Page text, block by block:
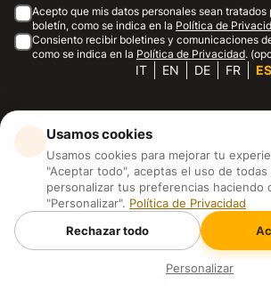
Acepto que mis datos personales sean tratados
boletín, como se indica en la Política de
Consiento recibir boletines y comunicaciones
como se indica en la Política de Privacidad.
IT EN DE FR ES
Biodiversidad y Regeneración
Conviértete en Socio
Recursos
Usamos cookies
Usamos cookies para mejorar tu
"Aceptar todo", aceptas el uso de todas
personalizar tus preferencias haciendo
"Personalizar". Política de Privacidad
Personalizar
Rechazar todo